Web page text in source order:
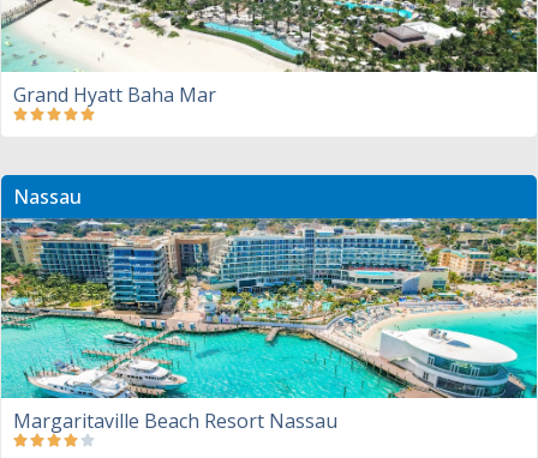
Grand Hyatt Baha Mar
Nassau
Margaritaville Beach Resort Nassau